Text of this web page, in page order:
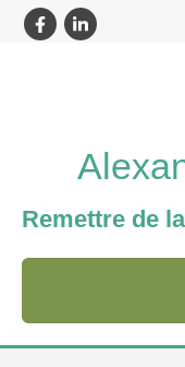
Remettre de